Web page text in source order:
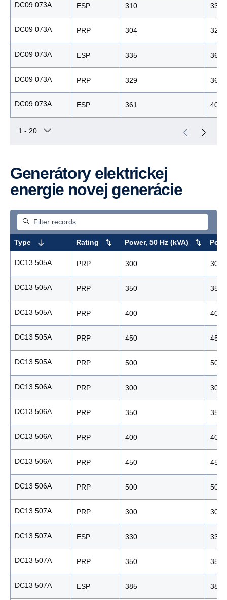
DC09 073A ESP 310 338
DC09 073A PRP 304 328
DC09 073A ESP 335 361
DC09 073A PRP 329 366
DC09 073A ESP 361 405
Generátory elektrickej
energie novej generácie
Type Rating Power, 50 Hz (kVA)
DC13 505A PRP 300 300
DC13 505A PRP 350 350
DC13 505A PRP 400 400
DC13 505A PRP 450 450
DC13 505A PRP 500 500
DC13 506A PRP 300 300
DC13 506A PRP 350 350
DC13 506A PRP 400 400
DC13 506A PRP 450 450
DC13 506A PRP 500 500
DC13 507A PRP 300 300
DC13 507A ESP 330 330
DC13 507A PRP 350 350
DC13 507A ESP 385 385